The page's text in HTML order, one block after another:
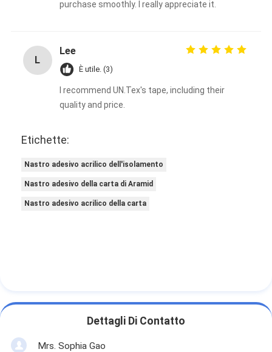
purchase smoothly. I really appreciate it.
L
Lee
È utile. (3)
I recommend UN.Tex's tape, including their
quality and price.
Etichette:
Nastro adesivo acrilico dell'isolamento
Nastro adesivo della carta di Aramid
Nastro adesivo acrilico della carta
Dettagli Di Contatto
Mrs. Sophia Gao